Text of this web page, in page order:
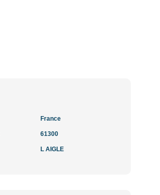
France
61300
L AIGLE